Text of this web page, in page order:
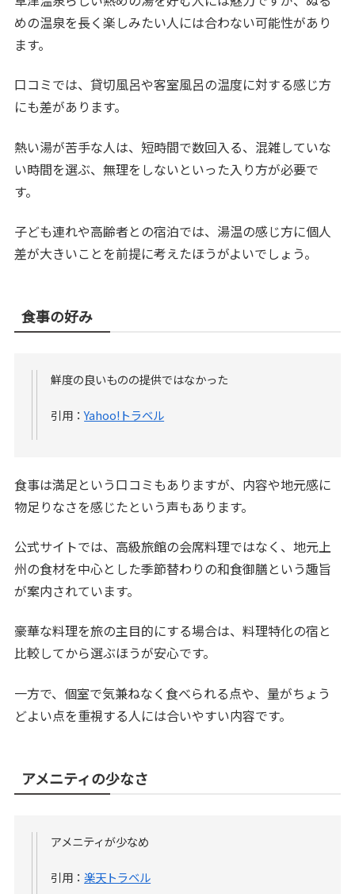
めの温泉を長く楽しみたい人には合わない可能性があり
ます。
口コミでは、貸切風呂や客室風呂の温度に対する感じ方
にも差があります。
熱い湯が苦手な人は、短時間で数回入る、混雑していな
い時間を選ぶ、無理をしないといった入り方が必要で
す。
子ども連れや高齢者との宿泊では、湯温の感じ方に個人
差が大きいことを前提に考えたほうがよいでしょう。
食事の好み
鮮度の良いものの提供ではなかった
引用：Yahoo!トラベル
食事は満足という口コミもありますが、内容や地元感に
物足りなさを感じたという声もあります。
公式サイトでは、高級旅館の会席料理ではなく、地元上
州の食材を中心とした季節替わりの和食御膳という趣旨
が案内されています。
豪華な料理を旅の主目的にする場合は、料理特化の宿と
比較してから選ぶほうが安心です。
一方で、個室で気兼ねなく食べられる点や、量がちょう
どよい点を重視する人には合いやすい内容です。
アメニティの少なさ
アメニティが少なめ
引用：楽天トラベル